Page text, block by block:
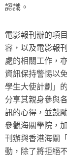
認識。
電影報刊辦的項
容，以及電影報
處的相關工作，
資訊保持警惕以
學生大使計劃」
分享其親身參與
訊的心得，並鼓
參觀海關學院，
刊辦與香港海關
動，除了將拒絕